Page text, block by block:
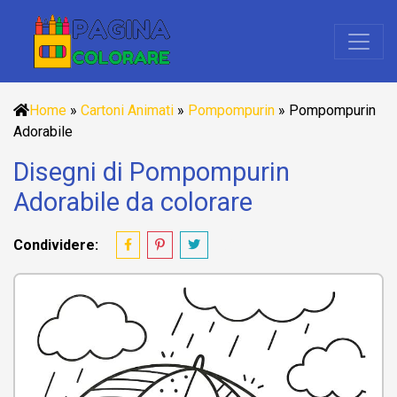
Home » Cartoni Animati » Pompompurin » Pompompurin
Adorabile
Disegni di Pompompurin
Adorabile da colorare
Condividere: